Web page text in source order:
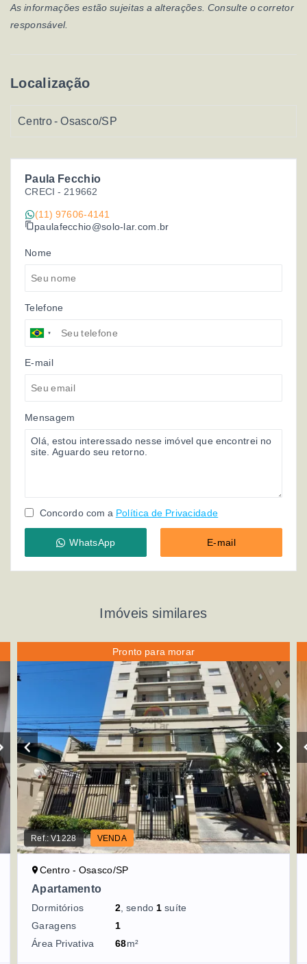
Paula Fecchio
CRECI - 219662
(11) 97606-4141
paulafecchio@solo-lar.com.br
Nome
Telefone
E-mail
Mensagem
Concordo com a Política de Privacidade
WhatsApp E-mail
As informações estão sujeitas a alterações. Consulte o corretor
responsável.
Localização
Centro - Osasco/SP
Imóveis similares
Pronto para morar
Ref.:V1228 VENDA
Centro - Osasco/SP
Apartamento
Dormitórios 2 , sendo 1 suíte
Garagens
1
Área Privativa
68m²